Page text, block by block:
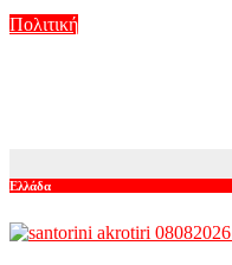
Πολιτική
Ελλάδα